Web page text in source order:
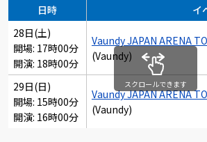
日時
イ
28日(土)
開場: 17時00分
開演: 18時00分
Vaundy JAPAN ARENA
(Vaundy)
29日(日)
開場: 15時00分
開演: 16時00分
Vaundy JAPAN ARENA
(Vaundy)
スクロールできます